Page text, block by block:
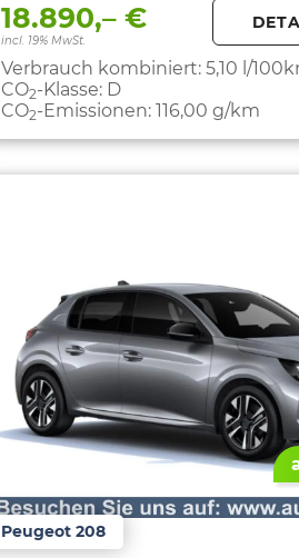
18.890,– €
incl. 19% MwSt.
Verbrauch kombiniert: 5,10 l/
CO2-Klasse: D
CO2-Emissionen: 116,00 g/km
Peugeot 208